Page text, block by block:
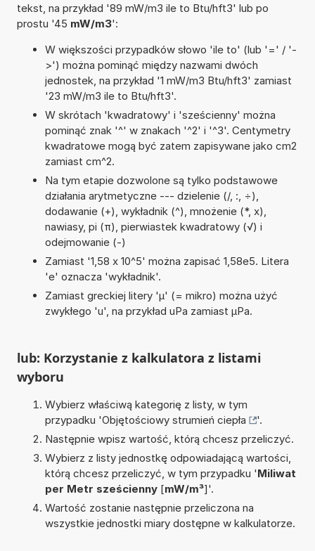
tekst, na przykład '89 mW/m3 ile to Btu/hft3' lub po
prostu '45 mW/m3':
W większości przypadków słowo 'ile to' (lub '=' / '-
>') można pominąć między nazwami dwóch
jednostek, na przykład '1 mW/m3 Btu/hft3' zamiast
'23 mW/m3 ile to Btu/hft3'.
W skrótach 'kwadratowy' i 'sześcienny' można
pominąć znak '^' w znakach '^2' i '^3'. Centymetry
kwadratowe mogą być zatem zapisywane jako cm2
zamiast cm^2.
Na tym etapie dozwolone są tylko podstawowe
działania arytmetyczne --- dzielenie (/, :, ÷),
dodawanie (+), wykładnik (^), mnożenie (*, x),
nawiasy, pi (π), pierwiastek kwadratowy (√) i
odejmowanie (-)
Zamiast '1,58 x 10^5' można zapisać 1,58e5. Litera
'e' oznacza 'wykładnik'.
Zamiast greckiej litery 'µ' (= mikro) można użyć
zwykłego 'u', na przykład uPa zamiast µPa.
lub: Korzystanie z kalkulatora z listami
wyboru
Wybierz właściwą kategorię z listy, w tym
przypadku 'Objętościowy strumień ciepła
'.
Następnie wpisz wartość, którą chcesz przeliczyć.
Wybierz z listy jednostkę odpowiadającą wartości,
którą chcesz przeliczyć, w tym przypadku 'Miliwat
per Metr sześcienny[mW/m³]'.
Wartość zostanie następnie przeliczona na
wszystkie jednostki miary dostępne w kalkulatorze.